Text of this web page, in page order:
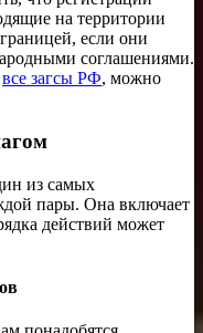
на территории
если они
соглашениями.
все загсы РФ, можно
из самых
пары. Она включает
действий может